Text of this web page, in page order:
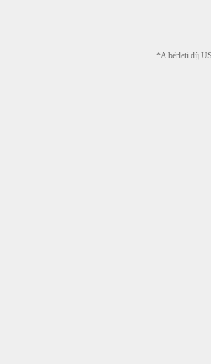
*A bérleti díj